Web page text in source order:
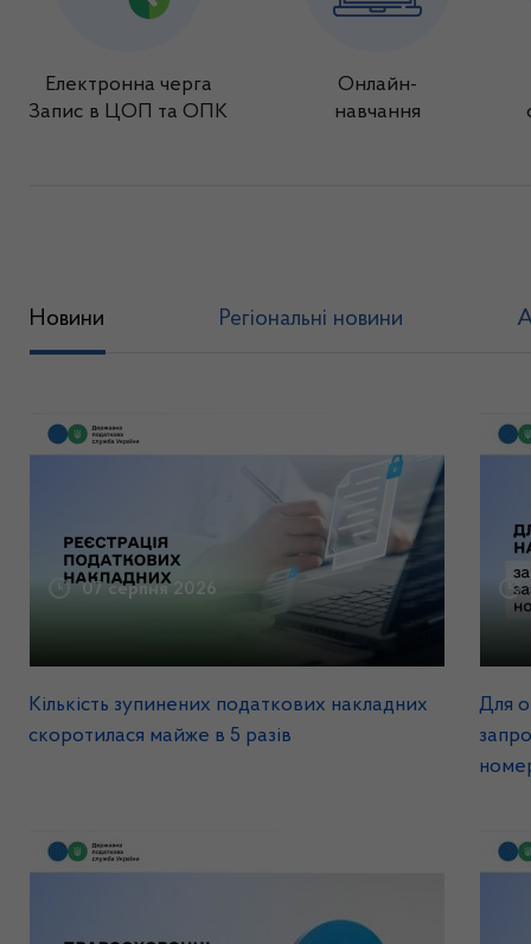
Електронна черга
Запис в ЦОП та ОПК
Онлайн-
навчання
Новини Регіональні новини
07 серпня 2026
Кількість зупинених податкових накладних
скоротилася майже в 5 разів
Для